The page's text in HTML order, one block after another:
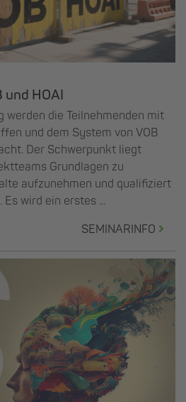
und HOAI
werden die Teilnehmenden mit
und dem System von VOB
Der Schwerpunkt liegt
Grundlagen zu
aufzunehmen und qualifiziert
wird ein erstes ...
SEMINARINFO